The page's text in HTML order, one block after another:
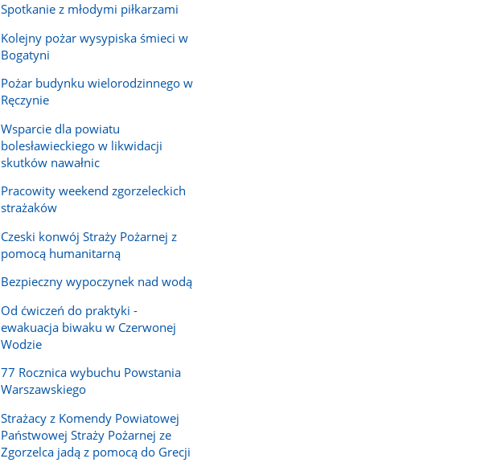
Spotkanie z młodymi piłkarzami
Kolejny pożar wysypiska śmieci w
Bogatyni
Pożar budynku wielorodzinnego w
Ręczynie
Wsparcie dla powiatu
bolesławieckiego w likwidacji
skutków nawałnic
Pracowity weekend zgorzeleckich
strażaków
Czeski konwój Straży Pożarnej z
pomocą humanitarną
Bezpieczny wypoczynek nad wodą
Od ćwiczeń do praktyki -
ewakuacja biwaku w Czerwonej
Wodzie
77 Rocznica wybuchu Powstania
Warszawskiego
Strażacy z Komendy Powiatowej
Państwowej Straży Pożarnej ze
Zgorzelca jadą z pomocą do Grecji